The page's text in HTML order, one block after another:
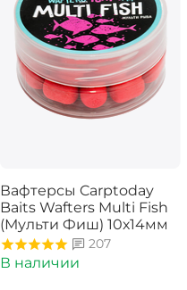
Вафтерсы Carptoday
Baits Wafters Multi Fish
(Мульти Фиш) 10х14мм
207
В наличии